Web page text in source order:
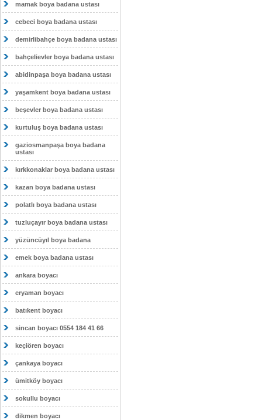
mamak boya badana ustası
cebeci boya badana ustası
demirlibahçe boya badana ustası
bahçelievler boya badana ustası
abidinpaşa boya badana ustası
yaşamkent boya badana ustası
beşevler boya badana ustası
kurtuluş boya badana ustası
gaziosmanpaşa boya badana
ustası
kırkkonaklar boya badana ustası
kazan boya badana ustası
polatlı boya badana ustası
tuzluçayır boya badana ustası
yüzüncüyıl boya badana
emek boya badana ustası
ankara boyacı
eryaman boyacı
batıkent boyacı
sincan boyacı 0554 184 41 66
keçiören boyacı
çankaya boyacı
ümitköy boyacı
sokullu boyacı
dikmen boyacı